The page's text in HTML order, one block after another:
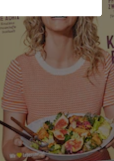
der Seite findest du